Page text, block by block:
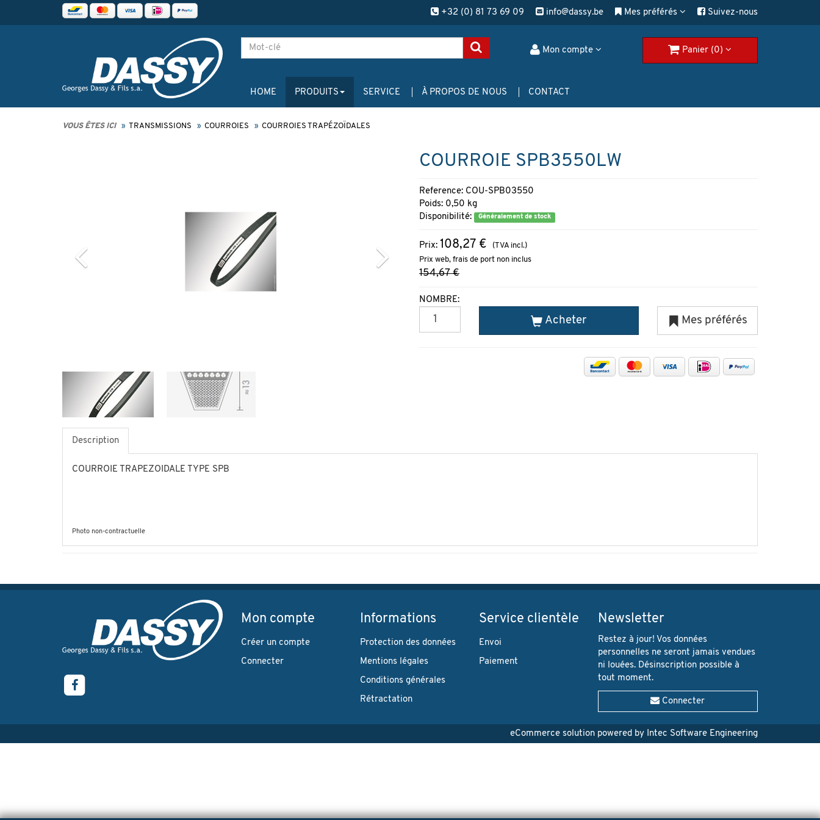
+32 (0) 81 73 69 09 info@dassy.be Mes préférés Suivez-nous
Mon compte Panier (0)
HOME PRODUITS SERVICE À PROPOS DE NOUS CONTACT
VOUS ÊTES ICI TRANSMISSIONS COURROIES COURROIES TRAPÉZOÏDALES
COURROIE SPB3550LW
Reference: COU-SPB03550
Poids: 0,50 kg
Disponibilité:
Généralement de stock
Prix: 108,27 €
(TVA incl.)
Prix web, frais de port non inclus
154,67 €
NOMBRE:
Acheter Mes préférés
Description
COURROIE TRAPEZOIDALE TYPE SPB
Photo non-contractuelle
Mon compte
Créer un compte
Connecter
Informations
Protection des données
Mentions légales
Conditions générales
Rétractation
Service clientèle
Envoi
Paiement
Newsletter
Restez à jour! Vos données
personnelles ne seront jamais vendues
ni louées. Désinscription possible à
tout moment.
Connecter
eCommerce solution powered by Intec Software Engineering